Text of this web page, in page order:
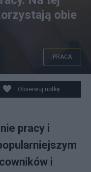
obie
PRACA
Obserwuj notkę
pracy i
i